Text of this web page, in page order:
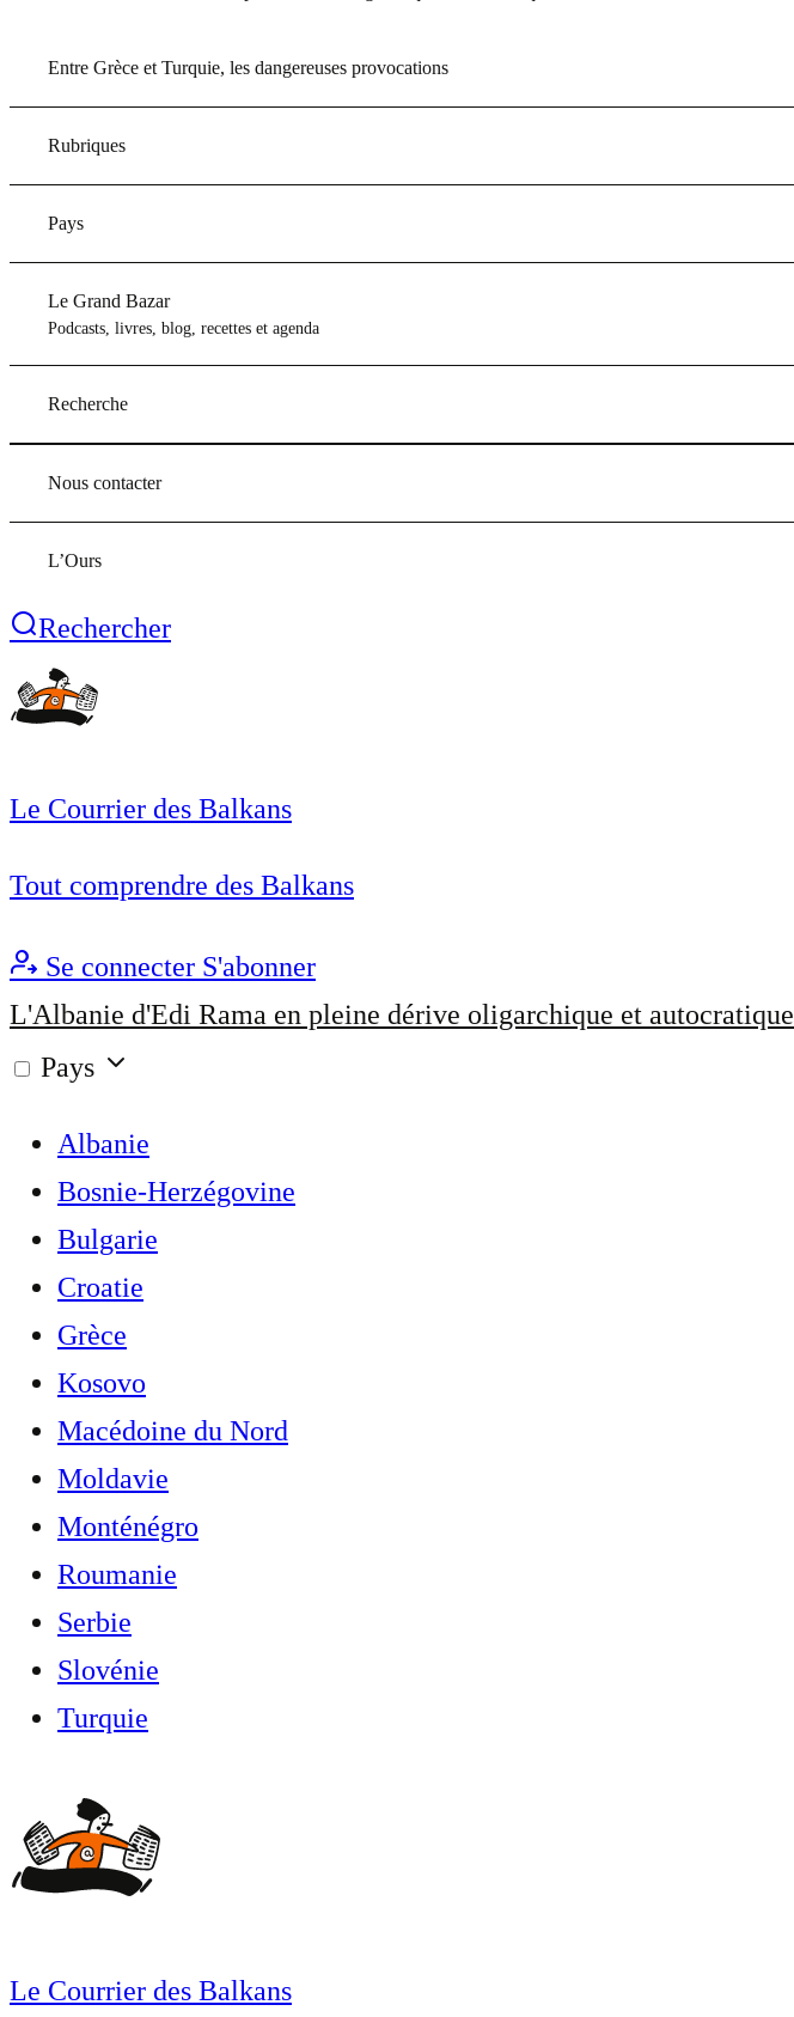
Entre Grèce et Turquie, les dangereuses provocations
Rubriques
Pays
Le Grand Bazar
Podcasts, livres, blog, recettes et agenda
Recherche
Nous contacter
L’Ours
Rechercher
Le Courrier des Balkans
Tout comprendre des Balkans
Se connecter S'abonner
L'Albanie d'Edi Rama en pleine dérive oligarchique et autocratique
Pays
Albanie
Bosnie-Herzégovine
Bulgarie
Croatie
Grèce
Kosovo
Macédoine du Nord
Moldavie
Monténégro
Roumanie
Serbie
Slovénie
Turquie
Le Courrier des Balkans